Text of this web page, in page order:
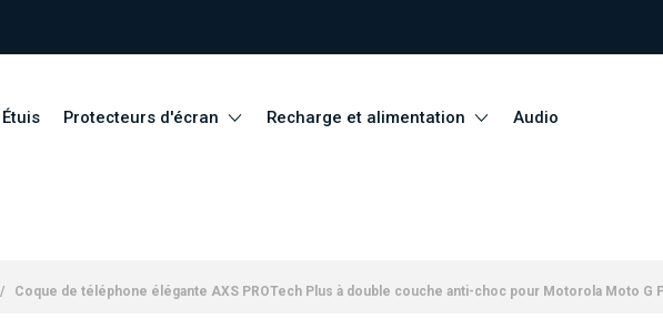
Étuis Protecteurs d'écran Recharge et alimentation Audio
/ Coque de téléphone élégante AXS PROTech Plus à double couche anti-choc pour Motorola Moto G